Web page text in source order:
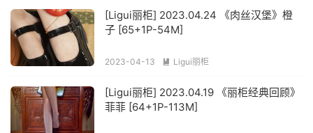
[Ligui丽柜] 2023.04.24 《肉丝汉堡》橙
子 [65+1P-54M]
2023-04-13  Ligui丽柜
[Ligui丽柜] 2023.04.19 《丽柜经典回顾》
菲菲 [64+1P-113M]